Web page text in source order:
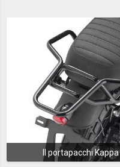
Il portapacchi